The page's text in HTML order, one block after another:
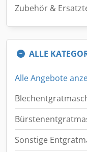
Zubehör &
ALLE
Alle Angebote
Sonstige